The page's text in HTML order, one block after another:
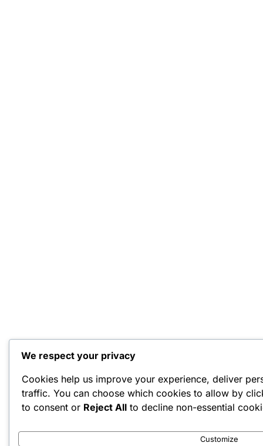
We respect your privacy
Cookies help us improve your experience, deliver
traffic. You can choose which cookies to allow by
to consent or Reject All to decline non-essential
Customize